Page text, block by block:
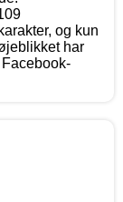
og kun
har